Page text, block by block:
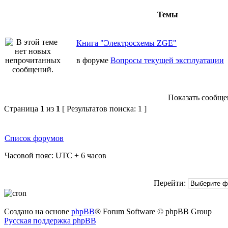
Темы
Книга "Электросхемы ZGE"
в форуме Вопросы текущей эксплуатации
Показать
Страница 1 из 1 [ Результатов поиска: 1 ]
Список форумов
Часовой пояс: UTC + 6 часов
Перейти:
Создано на основе phpBB® Forum Software © phpBB Group
Русская поддержка phpBB